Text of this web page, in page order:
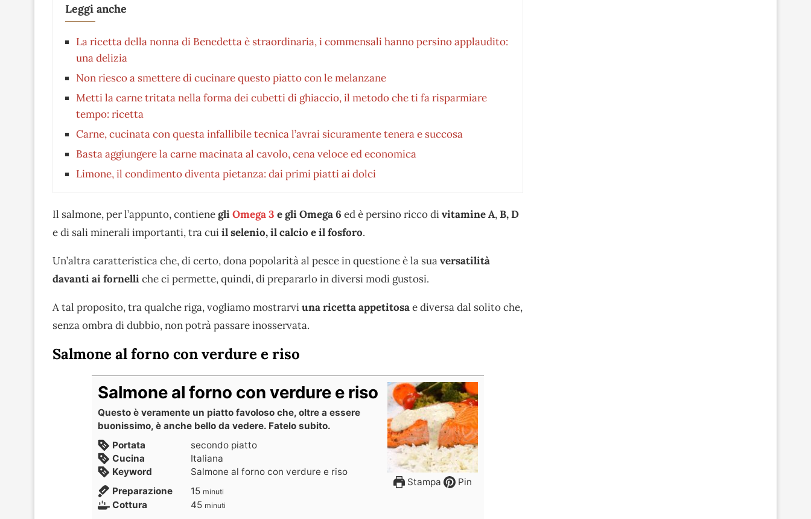
Leggi anche
La ricetta della nonna di Benedetta è straordinaria, i commensali hanno persino applaudito:
una delizia
Non riesco a smettere di cucinare questo piatto con le melanzane
Metti la carne tritata nella forma dei cubetti di ghiaccio, il metodo che ti fa risparmiare
tempo: ricetta
Carne, cucinata con questa infallibile tecnica l’avrai sicuramente tenera e succosa
Basta aggiungere la carne macinata al cavolo, cena veloce ed economica
Limone, il condimento diventa pietanza: dai primi piatti ai dolci
Il salmone, per l’appunto, contienegliOmega 3 e gli Omega 6 ed è persino ricco divitamine A,B,D
e di sali minerali importanti, tra cuiil selenio, il calcio e il fosforo.
Un’altra caratteristica che, di certo, dona popolarità al pesce in questione è la suaversatilità
davanti ai fornelliche ci permette, quindi, di prepararlo in diversi modi gustosi.
A tal proposito, tra qualche riga, vogliamo mostrarviuna ricetta appetitosae diversa dal solito che,
senza ombra di dubbio, non potrà passare inosservata.
Salmone al forno con verdure e riso
Stampa Pin
Salmone al forno con verdure e riso
Questo è veramente un piatto favoloso che, oltre a essere
buonissimo, è anche bello da vedere. Fatelo subito.
Portata
secondo piatto
Cucina
Italiana
Keyword
Salmone al forno con verdure e riso
Preparazione
15 minuti
Cottura 45 minuti